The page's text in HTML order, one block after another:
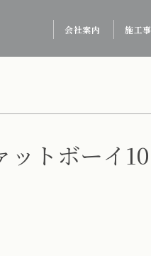
会社案内 施工
トボーイ